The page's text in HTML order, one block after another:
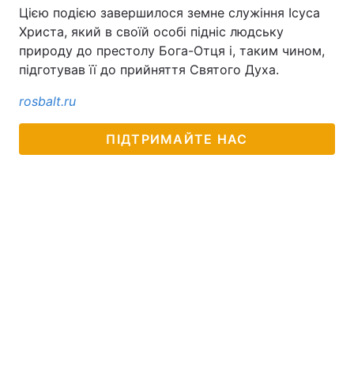
Цікавинки Погода
Екологія Регіони
Відео з Youtube Статті
Цією подією завершилося земне служіння Ісуса
Христа, який в своїй особі підніс людську
природу до престолу Бога-Отця і, таким чином,
підготував її до прийняття Святого Духа.
rosbalt.ru
ПІДТРИМАЙТЕ НАС